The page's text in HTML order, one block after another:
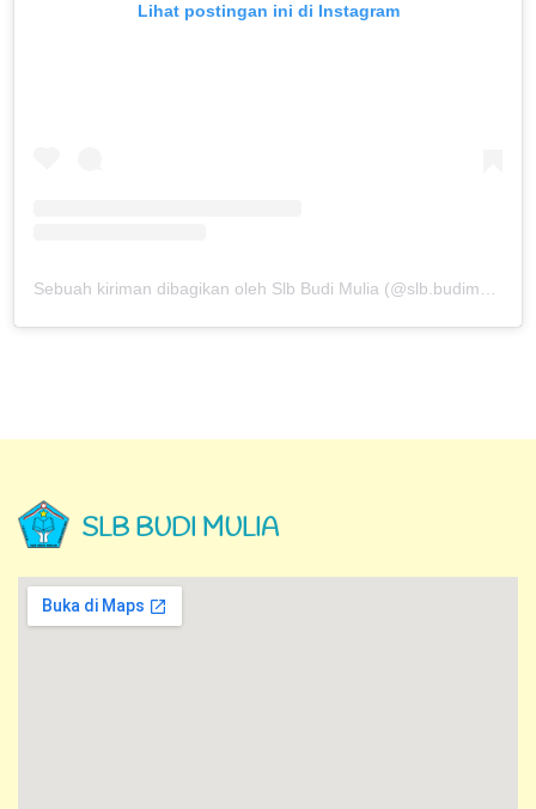
Lihat postingan ini di Instagram
Sebuah kiriman dibagikan oleh Slb Budi Mulia (@slb.budimulia)
SLB BUDI MULIA